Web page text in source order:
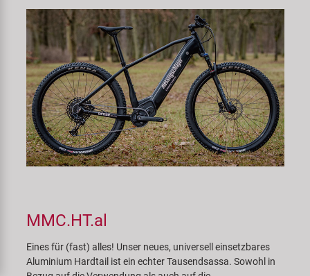
MMC.HT.al
Eines für (fast) alles! Unser neues, universell einsetzbares
Aluminium Hardtail ist ein echter Tausendsassa. Sowohl in